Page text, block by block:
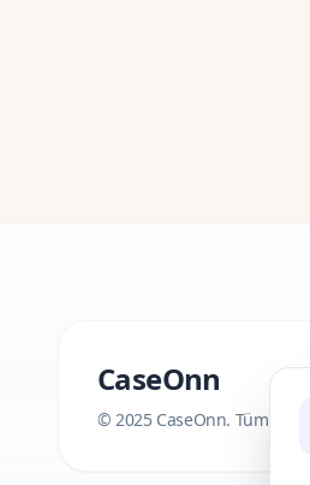
CaseOnn
© 2025 CaseOnn. Tüm